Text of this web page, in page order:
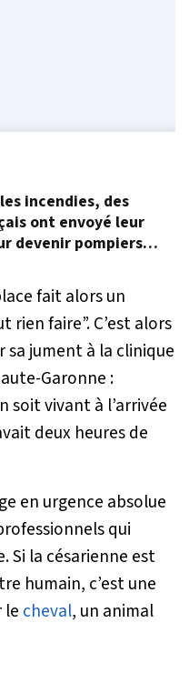
incendies, des
ont envoyé leur
devenir pompiers
fait alors un
rien faire”. C’est alors
sa jument à la clinique
Garonne :
soit vivant à l’arrivée
deux heures de
en urgence absolue
qui
Si la césarienne est
humain, c’est une
le cheval, un animal